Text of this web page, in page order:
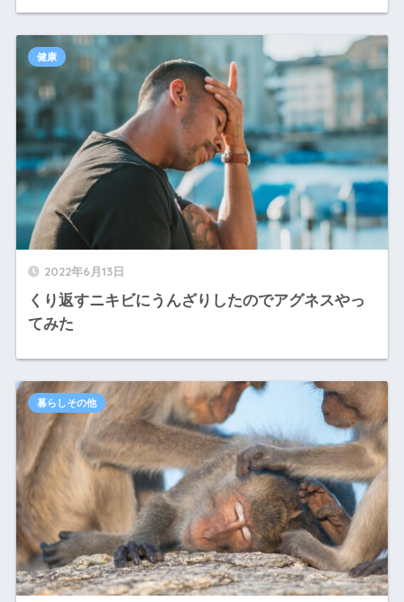
2022年6月13日
くり返すニキビにうんざりしたのでアグネスやっ
てみた
健康
暮らしその他